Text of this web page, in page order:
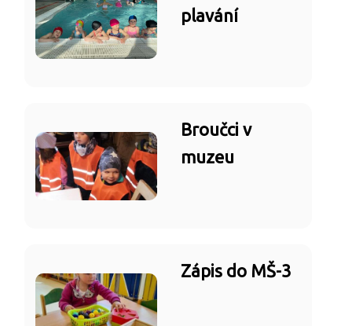
plavání
Broučci v
muzeu
Zápis do MŠ-3